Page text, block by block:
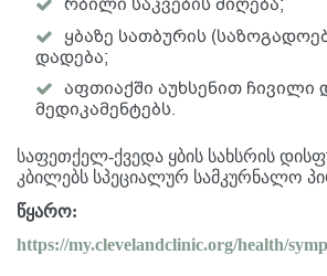
რბილი საკვების მიღება;
ყბაზე სათბურის
დადება;
აფთიაქში აუხსენით ჩივილი
მედიკამენტებს.
საფეთქელ-ქვედა ყბის სახსრის
კბილებს სპეციალურ სამკურნალო
წყარო:
https://my.clevelandclinic.org/health/